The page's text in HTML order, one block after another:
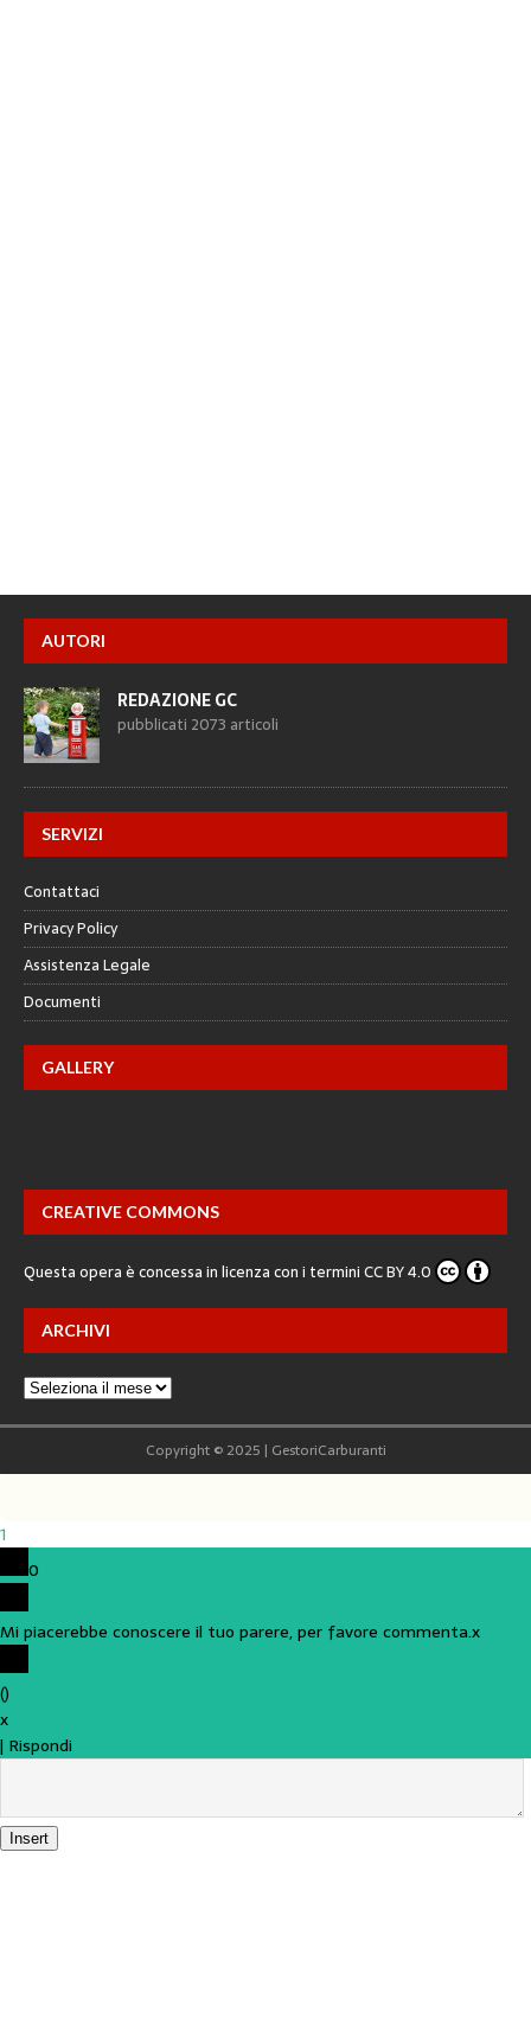
AUTORI
REDAZIONE GC
pubblicati 2073 articoli
SERVIZI
Contattaci
Privacy Policy
Assistenza Legale
Documenti
GALLERY
CREATIVE COMMONS
Questa opera è concessa in licenza con i terminiCC BY 4.0
ARCHIVI
Copyright © 2025 | GestoriCarburanti
1
0
Mi piacerebbe conoscere il tuo parere, per favore commenta.x
()
x
| Rispondi
Insert